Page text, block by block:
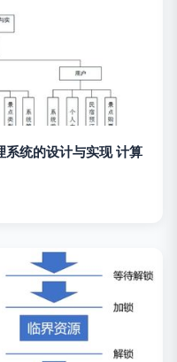
统的设计与实现 计算